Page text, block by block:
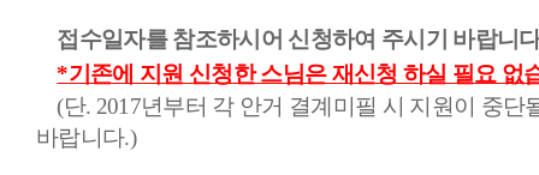
접수일자를 참조하시어 신청하여 주시기 바랍니
*기존에 지원 신청한 스님은 재신청 하실 필요 없
(단. 2017년부터 각 안거 결계미필 시 지원이 중단
바랍니다.)